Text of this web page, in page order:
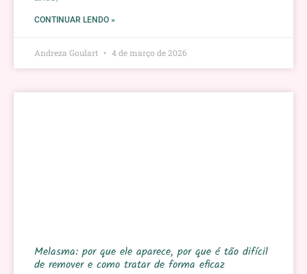
CONTINUAR LENDO »
Andreza Goulart 4 de março de 2026
Melasma: por que ele aparece, por que é tão difícil
de remover e como tratar de forma eficaz